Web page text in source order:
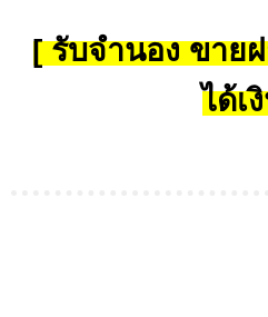
[ รับจำนอง ขาย
ได้เ